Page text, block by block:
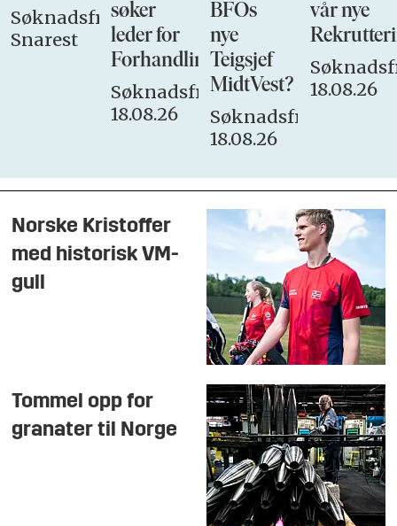
Søknadsfrist:
Snarest
søker
leder for
Forhandlingsutvalget
Søknadsfrist:
18.08.26
BFOs
nye
Teigsjef
MidtVest?
Søknadsfrist:
18.08.26
vår nye
18.08.26
Norske Kristoffer
med historisk VM-
gull
Tommel opp for
granater til Norge